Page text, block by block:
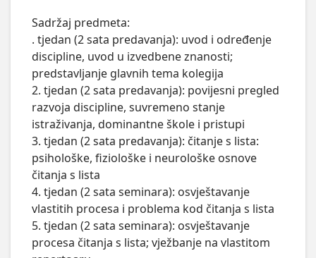
Sadržaj predmeta:
. tjedan (2 sata predavanja): uvod i određenje
discipline, uvod u izvedbene znanosti;
predstavljanje glavnih tema kolegija
2. tjedan (2 sata predavanja): povijesni pregled
razvoja discipline, suvremeno stanje
istraživanja, dominantne škole i pristupi
3. tjedan (2 sata predavanja): čitanje s lista:
psihološke, fiziološke i neurološke osnove
čitanja s lista
4. tjedan (2 sata seminara): osvještavanje
vlastitih procesa i problema kod čitanja s lista
5. tjedan (2 sata seminara): osvještavanje
procesa čitanja s lista; vježbanje na vlastitom